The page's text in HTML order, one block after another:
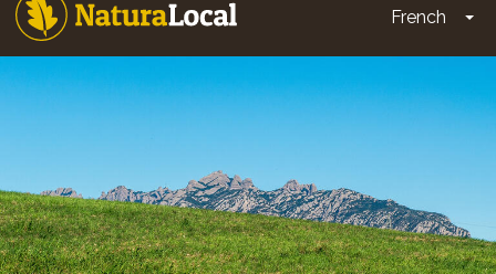
French
Main
navigation